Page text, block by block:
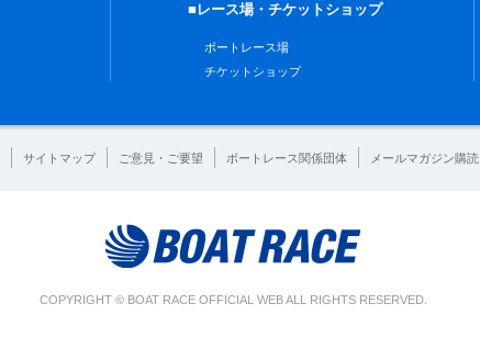
■レース場・チケットショップ
ボートレース場
チケットショップ
サイトマップ ご意見・ご要望 ボートレース関係団体 メールマガジン購読
COPYRIGHT © BOAT RACE OFFICIAL WEB ALL RIGHTS RESERVED.